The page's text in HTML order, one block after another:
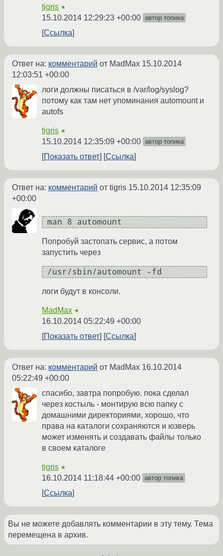
tigris ★
15.10.2014 12:29:23 +00:00 автор топика
Ссылка
Ответ на: комментарий от MadMax 15.10.2014
12:03:51 +00:00
логи должны писаться в /var/log/syslog?
потому как там нет упоминания automount и
autofs
tigris ★
15.10.2014 12:35:09 +00:00 автор топика
Показать ответ Ссылка
Ответ на: комментарий от tigris 15.10.2014 12:35:09
+00:00
man 8 automount
Попробуй застопать сервис, а потом
запустить через
/usr/sbin/automount -fd
логи будут в консоли.
MadMax ★
16.10.2014 05:22:49 +00:00
Показать ответ
Ссылка
Ответ на: комментарий от MadMax 16.10.2014
05:22:49 +00:00
спасибо, завтра попробую. пока сделал
через костыль - монтирую всю папку с
домашними директориями, хорошо, что
права на каталоги сохраняются и юзверь
может изменять и создавать файлы только
в своем каталоге
tigris ★
16.10.2014 11:18:44 +00:00 автор топика
Ссылка
Вы не можете добавлять комментарии в эту тему. Тема
перемещена в архив.